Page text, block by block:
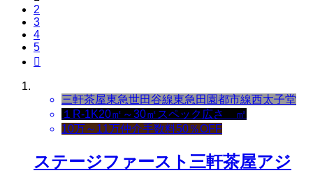
2
3
4
5

三軒茶屋東急世田谷線東急田園都市線西太子堂
１R-1K20㎡～30㎡ スペック 広さ ㎡
10万～11万仲介手数料50％OFF
ステージファースト三軒茶屋アジ